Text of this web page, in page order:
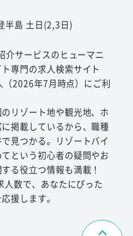
半島 土日(2,3日)
介サービスのヒューマニ
専門の求人検索サイト
2026年7月時点）にご利
リゾート地や観光地、ホ
掲載しているから、職種
見つかる。リゾートバイ
という初心者の疑問やお
る役立つ情報も満載！
数で、あなたにぴった
援します。